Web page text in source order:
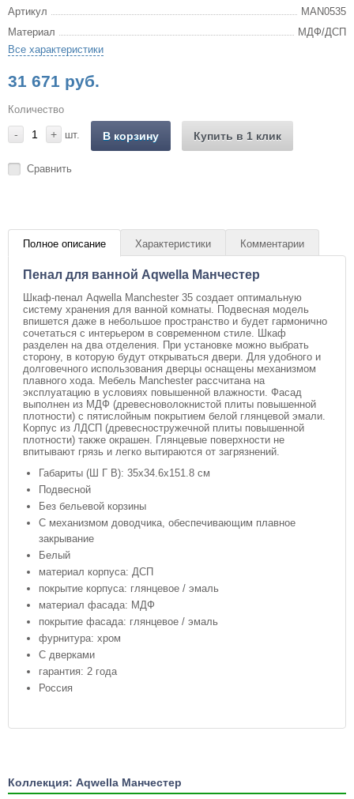
Артикул
MAN0535
Материал
МДФ/ДСП
Все характеристики
31 671 руб.
Количество
- + шт. В корзину Купить в 1 клик
Сравнить
Полное описание Характеристики Комментарии
Пенал для ванной Aqwella Манчестер
Шкаф-пенал Aqwella Manchester 35 создает оптимальную
систему хранения для ванной комнаты. Подвесная модель
впишется даже в небольшое пространство и будет гармонично
сочетаться с интерьером в современном стиле. Шкаф
разделен на два отделения. При установке можно выбрать
сторону, в которую будут открываться двери. Для удобного и
долговечного использования дверцы оснащены механизмом
плавного хода. Мебель Manchester рассчитана на
эксплуатацию в условиях повышенной влажности. Фасад
выполнен из МДФ (древесноволокнистой плиты повышенной
плотности) с пятислойным покрытием белой глянцевой эмали.
Корпус из ЛДСП (древесностружечной плиты повышенной
плотности) также окрашен. Глянцевые поверхности не
впитывают грязь и легко вытираются от загрязнений.
Габариты (Ш Г В): 35x34.6x151.8 см
Подвесной
Без бельевой корзины
С механизмом доводчика, обеспечивающим плавное
закрывание
Белый
материал корпуса: ДСП
покрытие корпуса: глянцевое / эмаль
материал фасада: МДФ
покрытие фасада: глянцевое / эмаль
фурнитура: хром
С дверками
гарантия: 2 года
Россия
Коллекция: Aqwella Манчестер